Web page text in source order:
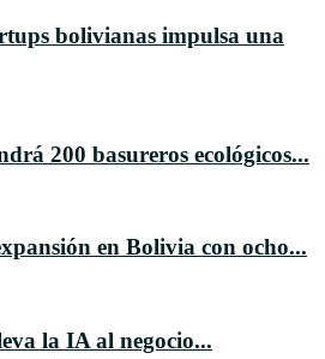
bolivianas impulsa una
200 basureros ecológicos...
en Bolivia con ocho...
la IA al negocio...